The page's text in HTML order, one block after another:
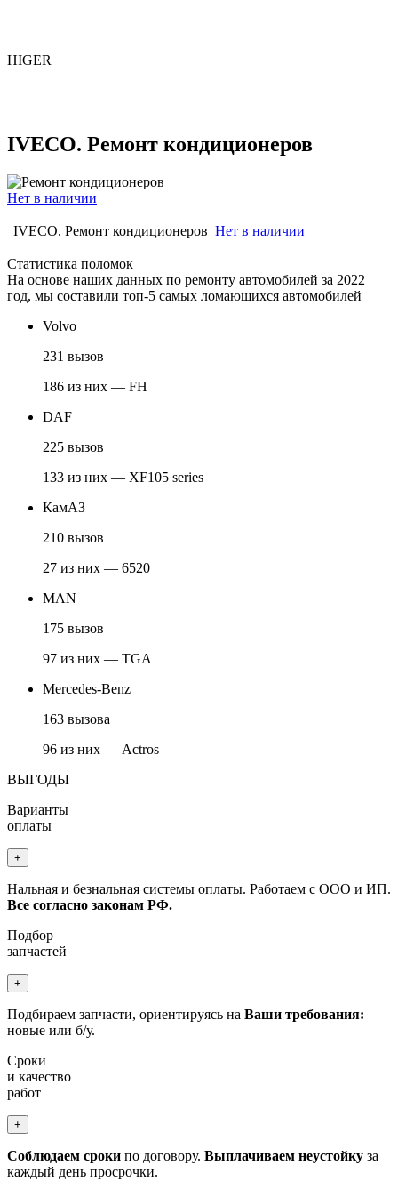
HIGER
IVECO. Ремонт кондиционеров
Нет в наличии
IVECO. Ремонт кондиционеров Нет в наличии
Статистика поломок
На основе наших данных по ремонту автомобилей за 2022
год, мы составили топ-5 самых ломающихся автомобилей
Volvo
231 вызов
186 из них — FH
DAF
225 вызов
133 из них — XF105 series
КамАЗ
210 вызов
27 из них — 6520
MAN
175 вызов
97 из них — TGA
Mercedes-Benz
163 вызова
96 из них — Actros
ВЫГОДЫ
Варианты
оплаты
+
Нальная и безнальная системы оплаты. Работаем с ООО и ИП.
Все согласно законам РФ.
Подбор
запчастей
+
Подбираем запчасти, ориентируясь на Ваши требования:
новые или б/у.
Сроки
и качество
работ
+
Соблюдаем сроки по договору. Выплачиваем неустойку за
каждый день просрочки.